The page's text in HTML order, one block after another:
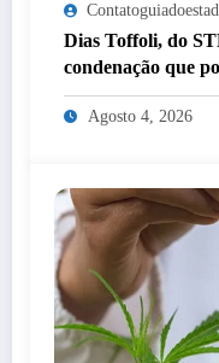
Dias Toffoli, do
condenação que
inelegível agora é
Agosto 4, 2026